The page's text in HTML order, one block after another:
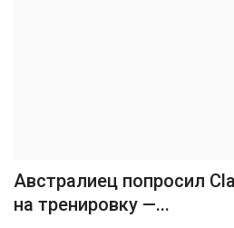
Австралиец попросил
на тренировку —...